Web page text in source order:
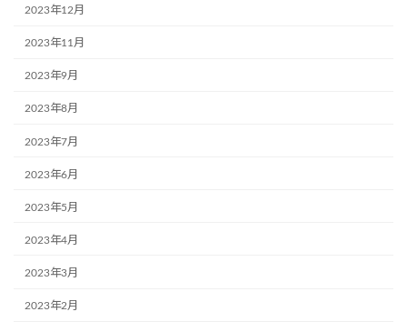
2023年12月
2023年11月
2023年9月
2023年8月
2023年7月
2023年6月
2023年5月
2023年4月
2023年3月
2023年2月